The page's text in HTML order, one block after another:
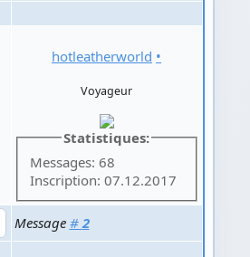
hotleatherworld •
Voyageur
Statistiques:
Messages: 68
Inscription: 07.12.2017
Message # 2